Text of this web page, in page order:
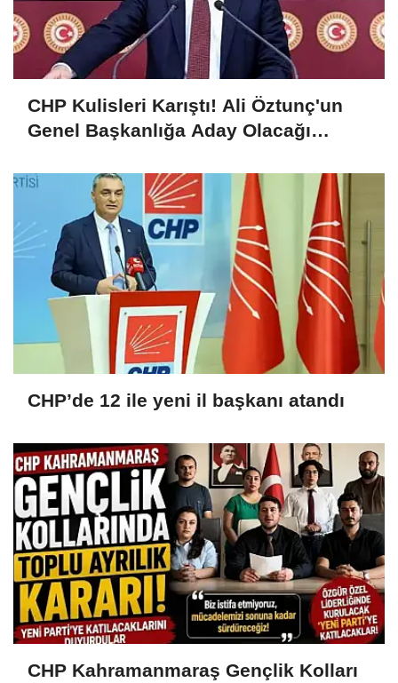
CHP Kulisleri Karıştı! Ali Öztunç'un
Genel Başkanlığa Aday Olacağı
CHP’de 12 ile yeni il başkanı atandı
CHP Kahramanmaraş Gençlik Kolları